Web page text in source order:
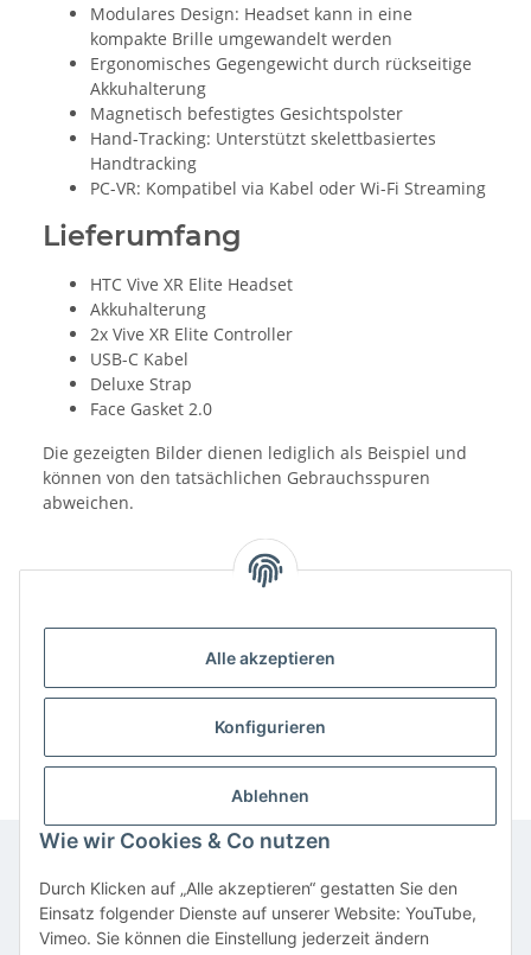
Alle akzeptieren
Konfigurieren
Ablehnen
Wie wir Cookies & Co nutzen
Durch Klicken auf „Alle akzeptieren“ gestatten Sie den
Einsatz folgender Dienste auf unserer Website: YouTube,
Vimeo. Sie können die Einstellung jederzeit ändern
Modulares Design: Headset kann in eine
kompakte Brille umgewandelt werden
Ergonomisches Gegengewicht durch rückseitige
Akkuhalterung
Magnetisch befestigtes Gesichtspolster
Hand-Tracking: Unterstützt skelettbasiertes
Handtracking
PC-VR: Kompatibel via Kabel oder Wi-Fi Streaming
Lieferumfang
HTC Vive XR Elite Headset
Akkuhalterung
2x Vive XR Elite Controller
USB-C Kabel
Deluxe Strap
Face Gasket 2.0
Die gezeigten Bilder dienen lediglich als Beispiel und
können von den tatsächlichen Gebrauchsspuren
abweichen.
Benachrichtigen, wenn verfügbar
Informationen